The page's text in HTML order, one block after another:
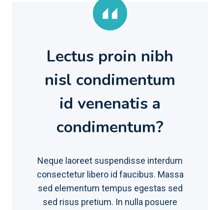
Lectus proin nibh
nisl condimentum
id venenatis a
condimentum?
Neque laoreet suspendisse interdum
consectetur libero id faucibus. Massa
sed elementum tempus egestas sed
sed risus pretium. In nulla posuere